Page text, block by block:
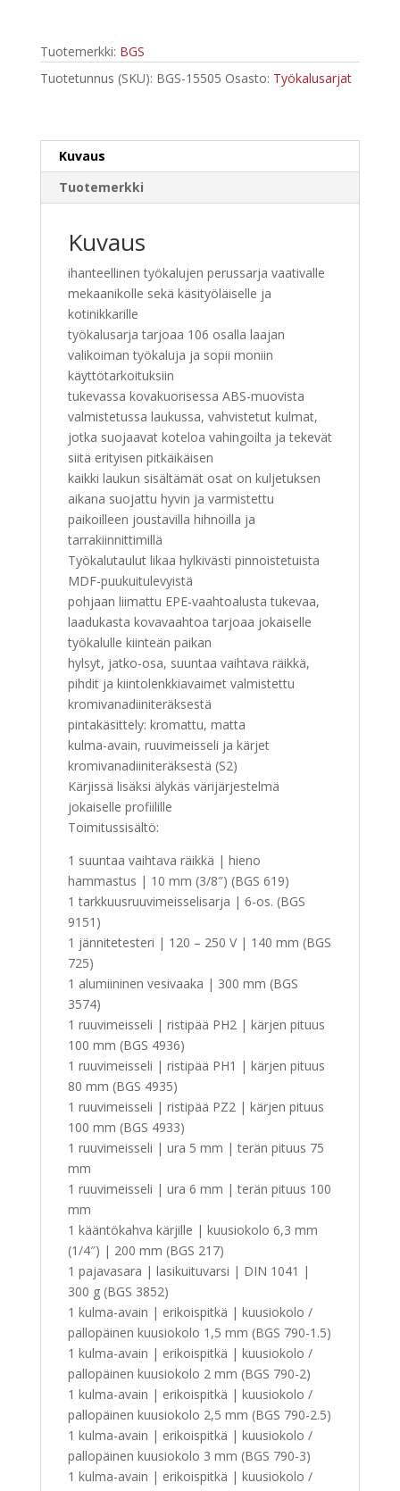
os
määrä
Tuotemerkki: BGS
Tuotetunnus (SKU): BGS-15505 Osasto: Työkalusarjat
Kuvaus
Tuotemerkki
Kuvaus
ihanteellinen työkalujen perussarja vaativalle
mekaanikolle sekä käsityöläiselle ja
kotinikkarille
työkalusarja tarjoaa 106 osalla laajan
valikoiman työkaluja ja sopii moniin
käyttötarkoituksiin
tukevassa kovakuorisessa ABS-muovista
valmistetussa laukussa, vahvistetut kulmat,
jotka suojaavat koteloa vahingoilta ja tekevät
siitä erityisen pitkäikäisen
kaikki laukun sisältämät osat on kuljetuksen
aikana suojattu hyvin ja varmistettu
paikoilleen joustavilla hihnoilla ja
tarrakiinnittimillä
Työkalutaulut likaa hylkivästi pinnoistetuista
MDF-puukuitulevyistä
pohjaan liimattu EPE-vaahtoalusta tukevaa,
laadukasta kovavaahtoa tarjoaa jokaiselle
työkalulle kiinteän paikan
hylsyt, jatko-osa, suuntaa vaihtava räikkä,
pihdit ja kiintolenkkiavaimet valmistettu
kromivanadiiniteräksestä
pintakäsittely: kromattu, matta
kulma-avain, ruuvimeisseli ja kärjet
kromivanadiiniteräksestä (S2)
Kärjissä lisäksi älykäs värijärjestelmä
jokaiselle profiilille
Toimitussisältö:
1 suuntaa vaihtava räikkä | hieno
hammastus | 10 mm (3/8″) (BGS 619)
1 tarkkuusruuvimeisselisarja | 6-os. (BGS
9151)
1 jännitetesteri | 120 – 250 V | 140 mm (BGS
725)
1 alumiininen vesivaaka | 300 mm (BGS
3574)
1 ruuvimeisseli | ristipää PH2 | kärjen pituus
100 mm (BGS 4936)
1 ruuvimeisseli | ristipää PH1 | kärjen pituus
80 mm (BGS 4935)
1 ruuvimeisseli | ristipää PZ2 | kärjen pituus
100 mm (BGS 4933)
1 ruuvimeisseli | ura 5 mm | terän pituus 75
mm
1 ruuvimeisseli | ura 6 mm | terän pituus 100
mm
1 kääntökahva kärjille | kuusiokolo 6,3 mm
(1/4″) | 200 mm (BGS 217)
1 pajavasara | lasikuituvarsi | DIN 1041 |
300 g (BGS 3852)
1 kulma-avain | erikoispitkä | kuusiokolo /
pallopäinen kuusiokolo 1,5 mm (BGS 790-1.5)
1 kulma-avain | erikoispitkä | kuusiokolo /
pallopäinen kuusiokolo 2 mm (BGS 790-2)
1 kulma-avain | erikoispitkä | kuusiokolo /
pallopäinen kuusiokolo 2,5 mm (BGS 790-2.5)
1 kulma-avain | erikoispitkä | kuusiokolo /
pallopäinen kuusiokolo 3 mm (BGS 790-3)
1 kulma-avain | erikoispitkä | kuusiokolo /